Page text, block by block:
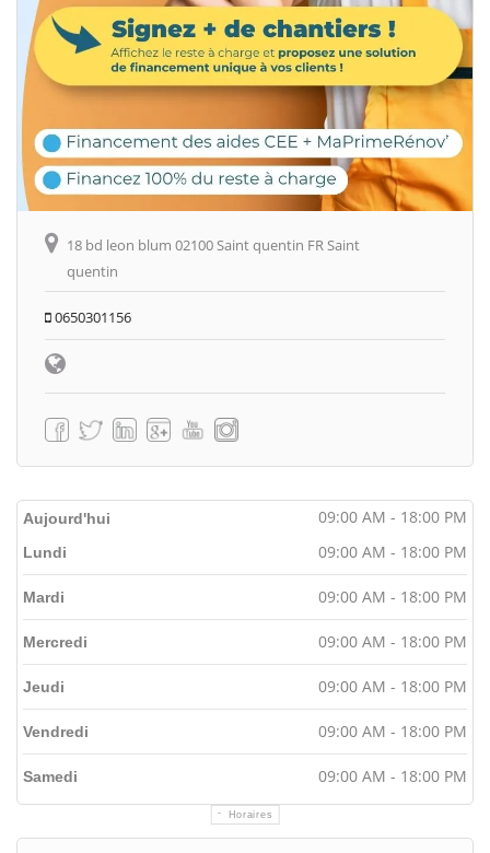
18 bd leon blum 02100 Saint quentin FR Saint
quentin
0650301156
Aujourd'hui 09:00 AM - 18:00 PM
Horaires
Lundi 09:00 AM - 18:00 PM
Mardi 09:00 AM - 18:00 PM
Mercredi 09:00 AM - 18:00 PM
Jeudi 09:00 AM - 18:00 PM
Vendredi 09:00 AM - 18:00 PM
Samedi 09:00 AM - 18:00 PM